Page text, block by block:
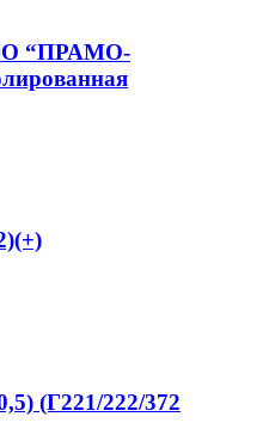
“ПРАМО-
(Г221/222/372